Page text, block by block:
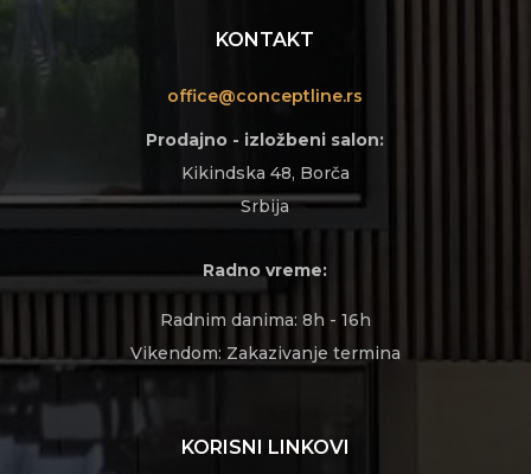
KONTAKT
office@conceptline.rs
Prodajno - izložbeni salon:
Kikindska 48, Borča
Srbija
Radno vreme:
Radnim danima: 8h - 16h
Vikendom: Zakazivanje termina
KORISNI LINKOVI